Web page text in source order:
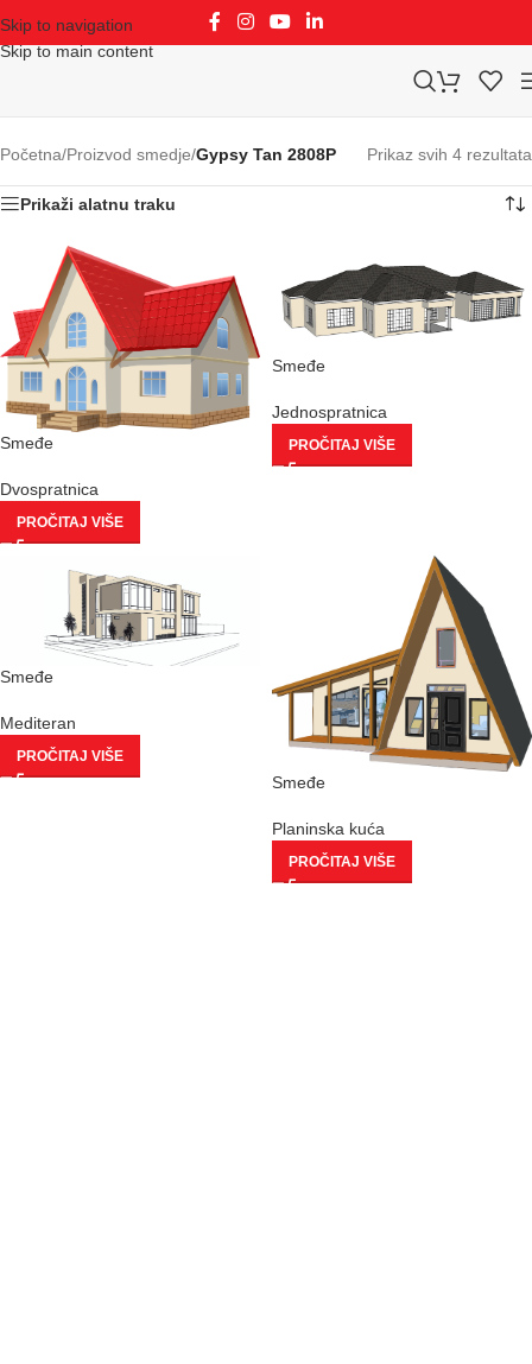
Skip to navigation
Skip to main content
Početna/Proizvod smedje/Gypsy Tan 2808P Prikaz svih 4 rezultata
Prikaži alatnu traku
Smeđe
Dvospratnica
PROČITAJ VIŠE
Smeđe
Jednospratnica
PROČITAJ VIŠE
Smeđe
Mediteran
PROČITAJ VIŠE
Smeđe
Planinska kuća
PROČITAJ VIŠE